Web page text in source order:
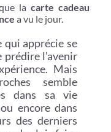
la carte cadeau
a vu le jour.
qui apprécie se
l’avenir
Mais
semble
dans sa vie
encore dans
des derniers